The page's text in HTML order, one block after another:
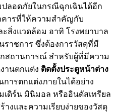
ปลอดภัยในกรณีฉุกเฉินได้อีก
คารที่ให้ความสำคัญกับ
สิ่งแวดล้อม อาทิ โรงพยาบาล
ราชการ ซึ่งต้องการวัสดุที่มี
สถานการณ์ สำหรับผู้ที่มีความ
านตกแต่ง ติดตั้งประตูหน้าต่าง
การตกแต่งภายในได้อย่าง
เดิร์น มินิมอล หรืออินดัสเทรียล
างและความเรียบง่ายของวัสดุ